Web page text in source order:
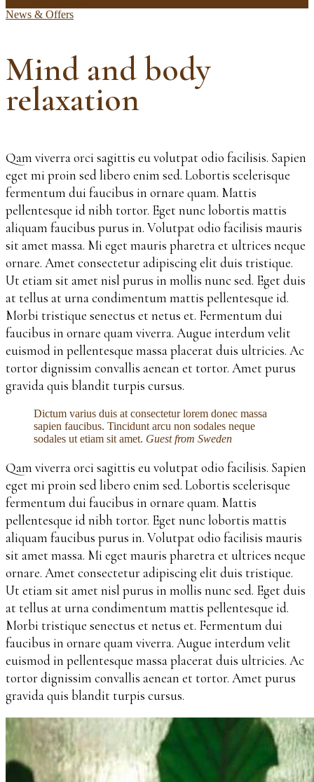
News & Offers
Mind and body
relaxation
Qam viverra orci sagittis eu volutpat odio facilisis. Sapien
eget mi proin sed libero enim sed. Lobortis scelerisque
fermentum dui faucibus in ornare quam. Mattis
pellentesque id nibh tortor. Eget nunc lobortis mattis
aliquam faucibus purus in. Volutpat odio facilisis mauris
sit amet massa. Mi eget mauris pharetra et ultrices neque
ornare. Amet consectetur adipiscing elit duis tristique.
Ut etiam sit amet nisl purus in mollis nunc sed. Eget duis
at tellus at urna condimentum mattis pellentesque id.
Morbi tristique senectus et netus et. Fermentum dui
faucibus in ornare quam viverra. Augue interdum velit
euismod in pellentesque massa placerat duis ultricies. Ac
tortor dignissim convallis aenean et tortor. Amet purus
gravida quis blandit turpis cursus.
Dictum varius duis at consectetur lorem donec massa
sapien faucibus. Tincidunt arcu non sodales neque
sodales ut etiam sit amet. Guest from Sweden
Qam viverra orci sagittis eu volutpat odio facilisis. Sapien
eget mi proin sed libero enim sed. Lobortis scelerisque
fermentum dui faucibus in ornare quam. Mattis
pellentesque id nibh tortor. Eget nunc lobortis mattis
aliquam faucibus purus in. Volutpat odio facilisis mauris
sit amet massa. Mi eget mauris pharetra et ultrices neque
ornare. Amet consectetur adipiscing elit duis tristique.
Ut etiam sit amet nisl purus in mollis nunc sed. Eget duis
at tellus at urna condimentum mattis pellentesque id.
Morbi tristique senectus et netus et. Fermentum dui
faucibus in ornare quam viverra. Augue interdum velit
euismod in pellentesque massa placerat duis ultricies. Ac
tortor dignissim convallis aenean et tortor. Amet purus
gravida quis blandit turpis cursus.